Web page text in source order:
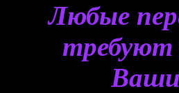
Любые
требуют
Ваши